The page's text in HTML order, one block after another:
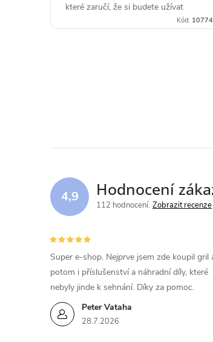
ů
u
které zaručí, že si budete užívat
pobyt venku, aniž byste museliKód: 10774
d
a
c
í
p
r
v
4,9 Hodnocení
112 hodnocení Zobrazit recenze
Peter Vataha
28.7.2026
Super e-shop. Nejprve jsem zde koupil gril
potom i příslušenství a náhradní díly, které
nebyly jinde k sehnání. Díky za pomoc.